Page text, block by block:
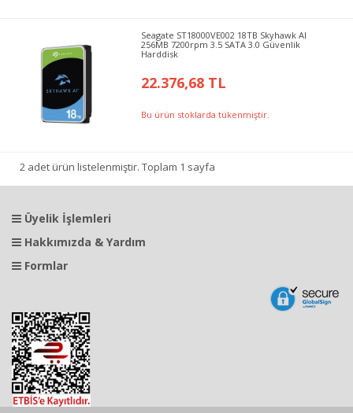
Seagate ST18000VE002 18TB Skyhawk AI
256MB 7200rpm 3.5 SATA 3.0 Güvenlik
Harddisk
22.376,68 TL
Bu ürün stoklarda tükenmiştir.
2 adet ürün listelenmiştir. Toplam 1 sayfa
Üyelik İşlemleri
Hakkımızda & Yardım
Formlar